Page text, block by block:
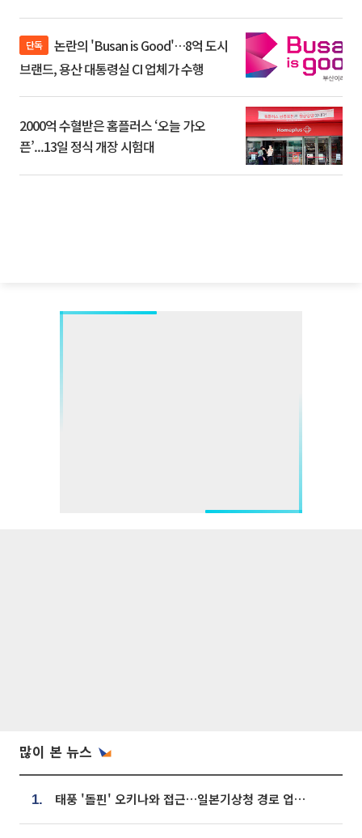
단독
브랜드, 용산 대통령실 CI 업체가 수행
2000억 수혈받은 홈플러스 ‘오늘 가오
픈’...13일 정식 개장 시험대
많이 본 뉴스
1. 태풍 '돌핀' 오키나와 접근…일본기상청 경로 업데이트